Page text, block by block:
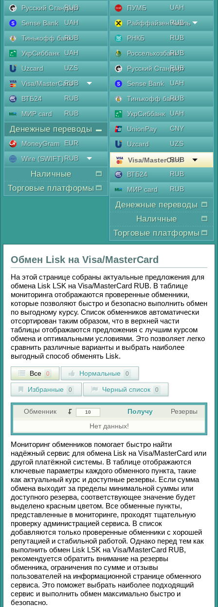
Русский Стандарт
RUB
Sense Bank
UAH
Тинькофф банкRUB
УкрСиббанк
UAH
Uzcard
UZS
Visa/MasterCard
RUB
ВТБ24
RUB
МИР card
RUB
Денежные переводы
MoneyGram
EUR
Wire (SWIFT)RUB
Наличные
Торговые платформы
ПУМБ
UAH
Райффайзен Аваль
RUB
РНКБ
RUB
РоссельхозбанкRUB
Русский Стандарт
RUB
Sense Bank
UAH
Тинькофф банкRUB
УкрСиббанк
UAH
UnionPay
CNY
Uzcard
UZS
Visa/MasterCard
RUB
ВТБ24
RUB
МИР card
RUB
Денежные переводы
Наличные
Торговые платформы
Обмен Lisk на Visa/MasterCard
На этой странице собраны актуальные предложения для
обмена Lisk LSK на Visa/MasterCard RUB. В таблице
мониторинга отображаются проверенные обменники,
которые позволяют быстро и безопасно выполнить обмен
по выгодному курсу. Список обменников автоматически
отсортирован таким образом, что в верхней части
таблицы отображаются предложения с лучшим курсом
обмена и оптимальными условиями. Это позволяет легко
сравнить различные варианты и выбрать наиболее
выгодный способ обменять Lisk.
Все 0 Нормальные 0
Избранные 0 Черный список 0
Обменник Получу
Резервы
Нет данных!
Мониторинг обменников помогает быстро найти
надёжный сервис для обмена Lisk на Visa/MasterCard или
другой платёжной системы. В таблице отображаются
ключевые параметры каждого обменного пункта, такие
как актуальный курс и доступные резервы. Если сумма
обмена выходит за пределы минимальной суммы или
доступного резерва, соответствующее значение будет
выделено красным цветом. Все обменные пункты,
представленные в мониторинге, проходят тщательную
проверку администрацией сервиса. В список
добавляются только проверенные обменники с хорошей
репутацией и стабильной работой. Однако перед тем как
выполнить обмен Lisk LSK на Visa/MasterCard RUB,
рекомендуется обратить внимание на резервы
обменника, ограничения по сумме и отзывы
пользователей на информационной странице обменного
сервиса. Это поможет выбрать наиболее подходящий
сервис и выполнить обмен максимально быстро и
безопасно.